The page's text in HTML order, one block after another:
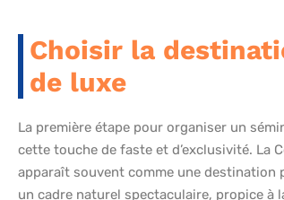
Choisir la
de luxe
La première étape pour organiser un
cette touche de faste et d’exclusivité. La
apparaît souvent comme une destination
un cadre naturel spectaculaire, propice à